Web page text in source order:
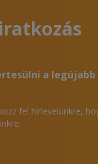
a
fel hírlevelünkre,